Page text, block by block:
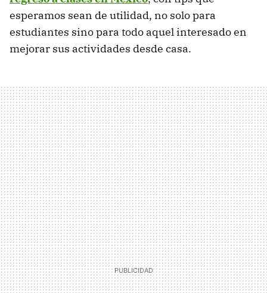
esperamos sean de utilidad, no solo para
estudiantes sino para todo aquel interesado en
mejorar sus actividades desde casa.